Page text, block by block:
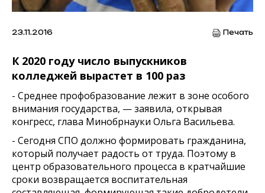
23.11.2016 Печать
К 2020 году число выпускников
колледжей вырастет в 100 раз
- Среднее профобразование лежит в зоне особого
внимания государства, — заявила, открывая
конгресс, глава Минобрнауки Ольга Васильева.
- Сегодня СПО должно формировать гражданина,
который получает радость от труда. Поэтому в
центр образовательного процесса в кратчайшие
сроки возвращается воспитательная